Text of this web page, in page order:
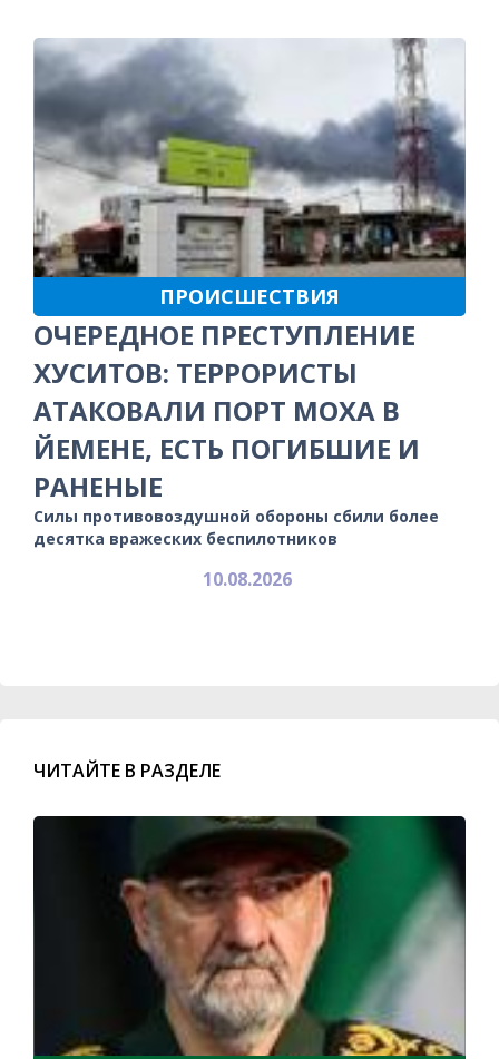
ПРОИСШЕСТВИЯ
ОЧЕРЕДНОЕ ПРЕСТУПЛЕНИЕ
ХУСИТОВ: ТЕРРОРИСТЫ
АТАКОВАЛИ ПОРТ МОХА В
ЙЕМЕНЕ, ЕСТЬ ПОГИБШИЕ И
РАНЕНЫЕ
Силы противовоздушной обороны сбили более
десятка вражеских беспилотников
10.08.2026
ЧИТАЙТЕ В РАЗДЕЛЕ